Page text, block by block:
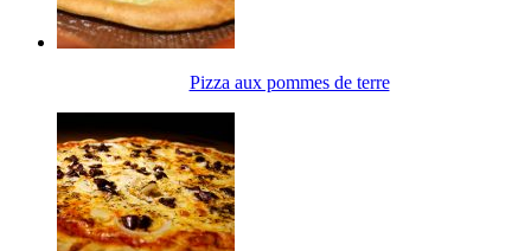
Pizza aux pommes de terre